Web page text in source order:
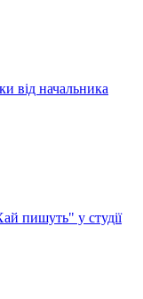
від начальника
пишуть" у студії